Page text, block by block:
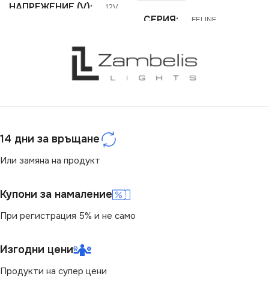
НАПРЕЖЕНИЕ (V) 12V
СТЕПЕН НА ЗАЩИТА
IP20
НАЧИН НА МОНТАЖ
ПРЕДНАЗНАЧЕНИЕ
за Барплот, за Детска Стая
СЕРИЯ FELINE
ЦОКЪЛ GU10
14 дни за връщане
Или замяна на продукт
Купони за намаление
При регистрация 5% и не само
Изгодни цени
Продукти на супер цени